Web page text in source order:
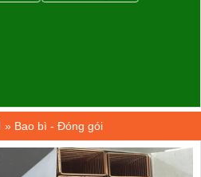
» Bao bì - Đóng gói